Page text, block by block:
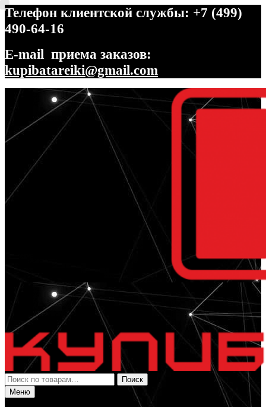
Телефон клиентской службы: +7 (499)
490-64-16
E-mail приема заказов:
kupibatareiki@gmail.com
Перейти
навигации
Перейти
содержимому
Искать:
Поиск
Меню